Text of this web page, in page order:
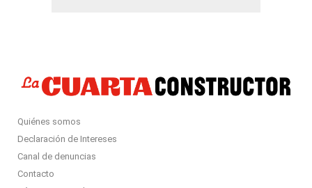
Quiénes somos
Declaración de Intereses
Canal de denuncias
Contacto